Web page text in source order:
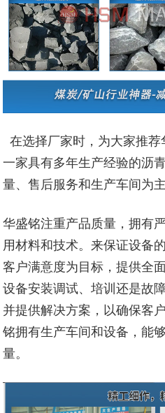
在选择厂家时，为大家推
一家具有多年生产经验的沥
量、售后服务和生产车间为主
华盛铭注重产品质量，拥有
用材料和技术。来保证设备
客户满意度为目标，提供全
设备安装调试、培训还是故
并提供解决方案，以确保客
铭拥有生产车间和设备，能
量。